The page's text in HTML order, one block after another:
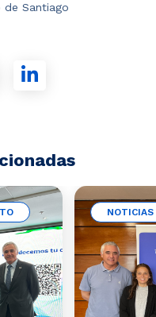
de Santiago
NOTICIAS